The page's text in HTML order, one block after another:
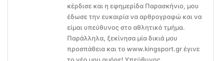
κέρδισε και η εφημερίδα Παρασκήνιο, μου
έδωσε την ευκαιρία να αρθρογραφώ και να
είμαι υπεύθυνος στο αθλητικό τμήμα.
Παράλληλα, ξεκίνησα μία δικιά μου
προσπάθεια και το www.kingsport.gr έγινε